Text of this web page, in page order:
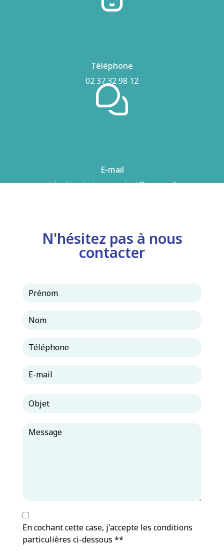
Téléphone
02 37 32 98 12
E-mail
airhydro.piscines-contact@orange.fr
N'hésitez pas à nous
contacter
En cochant cette case, j'accepte les conditions
particulières ci-dessous **